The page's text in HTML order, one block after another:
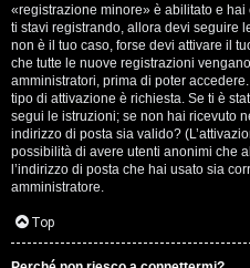
z
a
r
i
s
p
o
«registrazione minore» è abilitato e hai
ti stavi registrando, allora devi seguire
non è il tuo caso, forse devi attivare il
che tutte le nuove registrazioni
amministratori, prima di poter
tipo di attivazione è richiesta. Se ti è
segui le istruzioni; se non hai ricevuto
indirizzo di posta sia valido?
possibilità di avere utenti anonimi che
l’indirizzo di posta che hai usato sia
amministratore.
Top
g
i
D
'
A
g